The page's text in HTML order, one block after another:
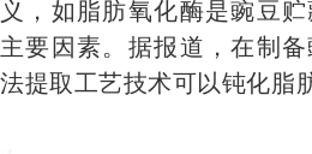
义，如脂肪氧化酶是豌豆
主要因素。据报道，在制
法提取工艺技术可以钝化脂